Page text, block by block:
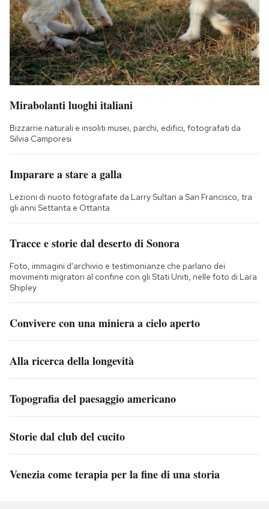
Mirabolanti luoghi italiani
Bizzarrie naturali e insoliti musei, parchi, edifici, fotografati da
Silvia Camporesi
Imparare a stare a galla
Lezioni di nuoto fotografate da Larry Sultan a San Francisco, tra
gli anni Settanta e Ottanta
Tracce e storie dal deserto di Sonora
Foto, immagini d'archivio e testimonianze che parlano dei
movimenti migratori al confine con gli Stati Uniti, nelle foto di Lara
Shipley
Convivere con una miniera a cielo aperto
Alla ricerca della longevità
Topografia del paesaggio americano
Storie dal club del cucito
Venezia come terapia per la fine di una storia